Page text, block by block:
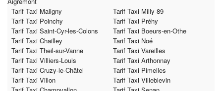
Tarif Taxi Maligny
Tarif Taxi Milly 89
Tarif Taxi Poinchy
Tarif Taxi Préhy
Tarif Taxi Saint-Cyr-les-Colons
Tarif Taxi Boeurs-en-Othe
Tarif Taxi Chailley
Tarif Taxi Noé
Tarif Taxi Theil-sur-Vanne
Tarif Taxi Vareilles
Tarif Taxi Villiers-Louis
Tarif Taxi Arthonnay
Tarif Taxi Cruzy-le-Châtel
Tarif Taxi Pimelles
Tarif Taxi Villon
Tarif Taxi Villeblevin